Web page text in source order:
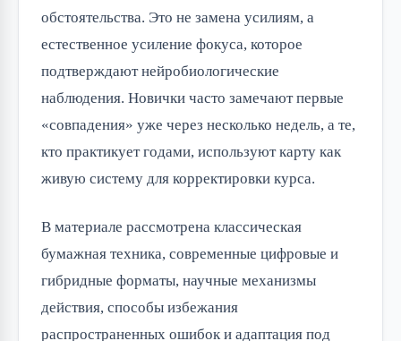
обстоятельства. Это не замена усилиям, а
естественное усиление фокуса, которое
подтверждают нейробиологические
наблюдения. Новички часто замечают первые
«совпадения» уже через несколько недель, а те,
кто практикует годами, используют карту как
живую систему для корректировки курса.
В материале рассмотрена классическая
бумажная техника, современные цифровые и
гибридные форматы, научные механизмы
действия, способы избежания
распространенных ошибок и адаптация под